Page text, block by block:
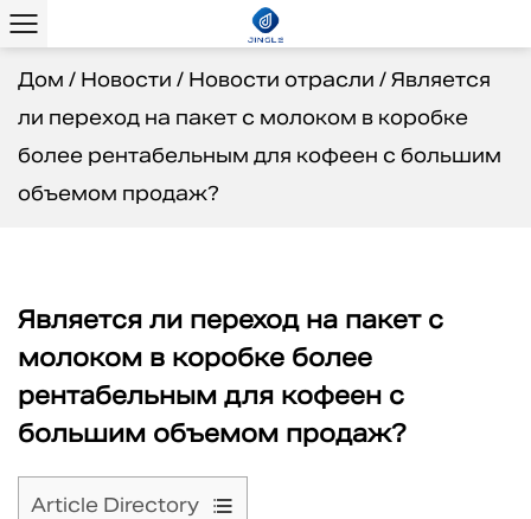
Дом / Новости / Новости отрасли /Является
ли переход на пакет с молоком в коробке
более рентабельным для кофеен с большим
объемом продаж?
Является ли переход на пакет с
молоком в коробке более
рентабельным для кофеен с
большим объемом продаж?
Article Directory